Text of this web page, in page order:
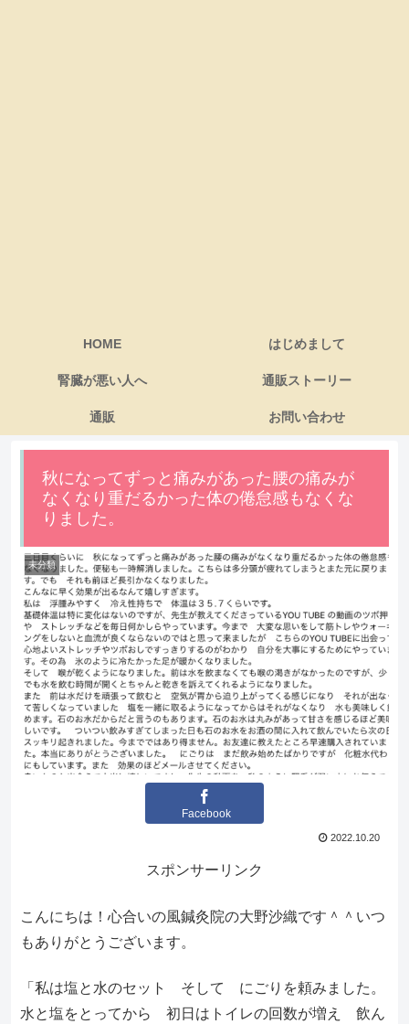
HOME はじめまして
腎臓が悪い人へ 通販ストーリー
通販 お問い合わせ
秋になってずっと痛みがあった腰の痛みが
なくなり重だるかった体の倦怠感もなくな
りました。
未分類
Facebook
2022.10.20
スポンサーリンク
こんにちは！心合いの風鍼灸院の大野沙織です＾＾いつ
もありがとうございます。
「私は塩と水のセット そして にごりを頼みました。
水と塩をとってから 初日はトイレの回数が増え 飲ん